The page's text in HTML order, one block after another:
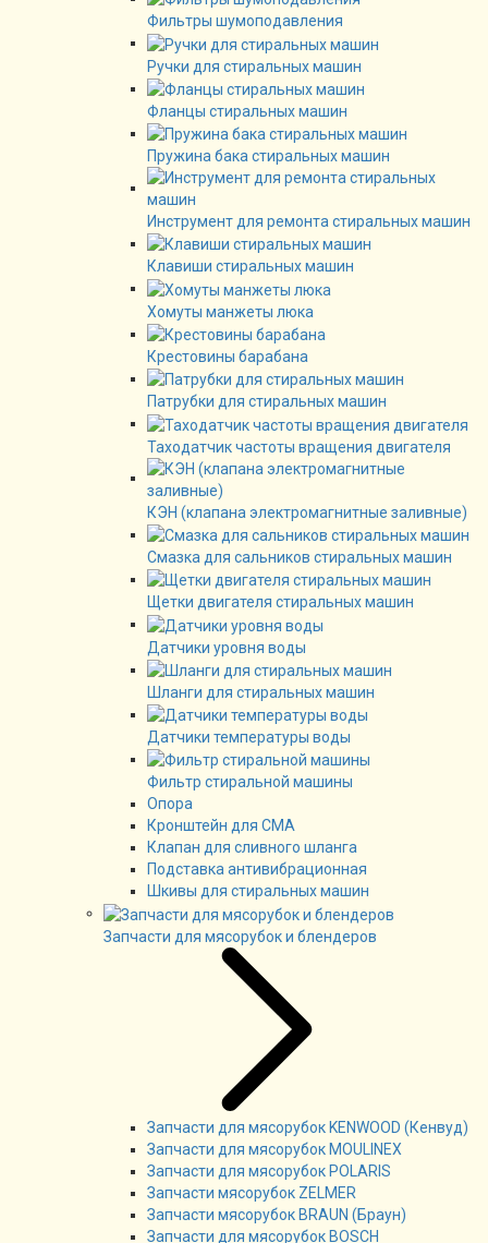
Фильтры шумоподавления
Ручки для стиральных машин
Фланцы стиральных машин
Пружина бака стиральных машин
Инструмент для ремонта стиральных машин
Клавиши стиральных машин
Хомуты манжеты люка
Крестовины барабана
Патрубки для стиральных машин
Таходатчик частоты вращения двигателя
КЭН (клапана электромагнитные заливные)
Смазка для сальников стиральных машин
Щетки двигателя стиральных машин
Датчики уровня воды
Шланги для стиральных машин
Датчики температуры воды
Фильтр стиральной машины
Опора
Кронштейн для СМА
Клапан для сливного шланга
Подставка антивибрационная
Шкивы для стиральных машин
Запчасти для мясорубок и блендеров
Запчасти для мясорубок KENWOOD (Кенвуд)
Запчасти для мясорубок MOULINEX
Запчасти для мясорубок POLARIS
Запчасти мясорубок ZELMER
Запчасти мясорубок BRAUN (Браун)
Запчасти для мясорубок BOSCH